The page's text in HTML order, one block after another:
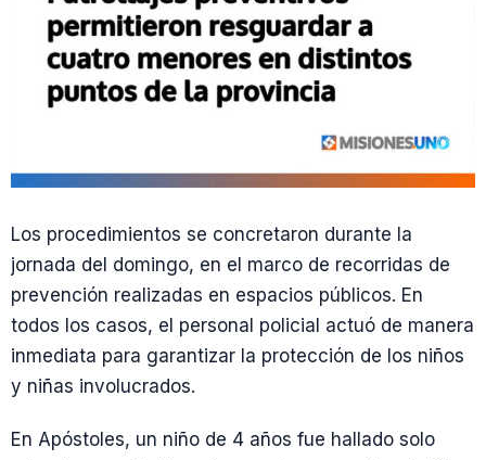
Los procedimientos se concretaron durante la
jornada del domingo, en el marco de recorridas de
prevención realizadas en espacios públicos. En
todos los casos, el personal policial actuó de manera
inmediata para garantizar la protección de los niños
y niñas involucrados.
En Apóstoles, un niño de 4 años fue hallado solo